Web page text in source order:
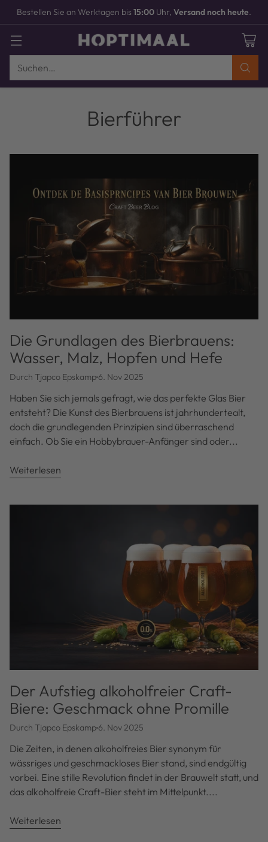
Bestellen Sie an Werktagen bis15:00 Uhr, Versand noch heute.
Suchen…
Bierführer
Die Grundlagen des Bierbrauens:
Wasser, Malz, Hopfen und Hefe
Durch Tjapco Epskamp 6. Nov 2025
Haben Sie sich jemals gefragt, wie das perfekte Glas Bier
entsteht? Die Kunst des Bierbrauens ist jahrhundertealt,
doch die grundlegenden Prinzipien sind überraschend
einfach. Ob Sie ein Hobbybrauer-Anfänger sind oder...
Weiterlesen
Der Aufstieg alkoholfreier Craft-
Biere: Geschmack ohne Promille
Durch Tjapco Epskamp 6. Nov 2025
Die Zeiten, in denen alkoholfreies Bier synonym für
wässriges und geschmackloses Bier stand, sind endgültig
vorbei. Eine stille Revolution findet in der Brauwelt statt, und
das alkoholfreie Craft-Bier steht im Mittelpunkt....
Weiterlesen